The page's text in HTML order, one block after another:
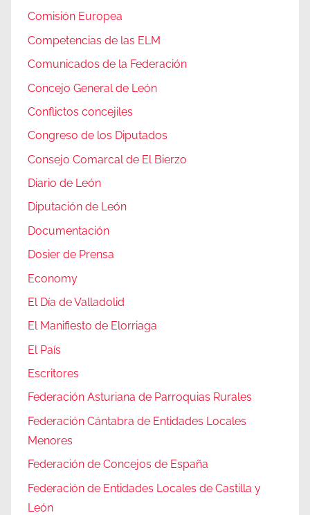
Comisión Europea
Competencias de las ELM
Comunicados de la Federación
Concejo General de León
Conflictos concejiles
Congreso de los Diputados
Consejo Comarcal de El Bierzo
Diario de León
Diputación de León
Documentación
Dosier de Prensa
Economy
El Día de Valladolid
El Manifiesto de Elorriaga
El País
Escritores
Federación Asturiana de Parroquias Rurales
Federación Cántabra de Entidades Locales
Menores
Federación de Concejos de España
Federación de Entidades Locales de Castilla y
León